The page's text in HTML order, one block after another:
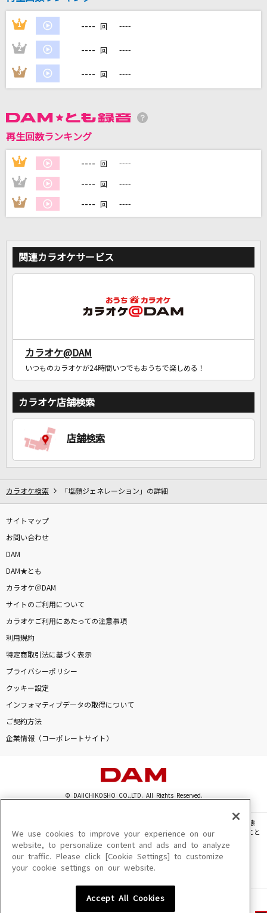
サカナクション
カラオケ最新情報をチェック！
1 ---- 回 ----
2 ---- 回 ----
3 ---- 回 ----
再生回数ランキング
1 ---- 回 ----
2 ---- 回 ----
3 ---- 回 ----
関連カラオケサービス
カラオケ@DAM
いつものカラオケが24時間いつでもおうちで楽しめる！
カラオケ店舗検索
店舗検索
カラオケ検索 「塩顔ジェネレーション」の詳細
サイトマップ
お問い合わせ
DAM
DAM★とも
カラオケ＠DAM
サイトのご利用について
カラオケご利用にあたっての注意事項
利用規約
特定商取引法に基づく表示
プライバシーポリシー
クッキー設定
インフォマティブデータの取得について
ご契約方法
企業情報（コーポレートサイト）
© DAIICHIKOSHO CO.,LTD. All Rights Reserved.
このサイトに掲載されている一切の文章・画像・写真・動画・音声等を、手段や形態
を問わず、著作権法の定める範囲を超えて無断で複製、転載、ファイル化などすること
を禁じます。
楽曲及びコンテンツは、機種によりご利用いただけない場合があります。
楽曲及びコンテンツの配信日、配信内容が変更になる場合があります。
We use cookies to improve your experience on our
website, to personalize content and ads and to analyze
our traffic. Please click [Cookie Settings] to customize
your cookie settings on our website.
Accept All Cookies